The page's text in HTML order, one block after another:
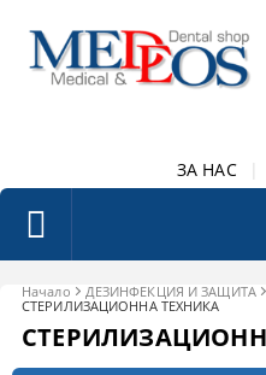
ЗА НАС
Начало ДЕЗИНФЕКЦИЯ И ЗАЩИТА
СТЕРИЛИЗАЦИОННА ТЕХНИКА